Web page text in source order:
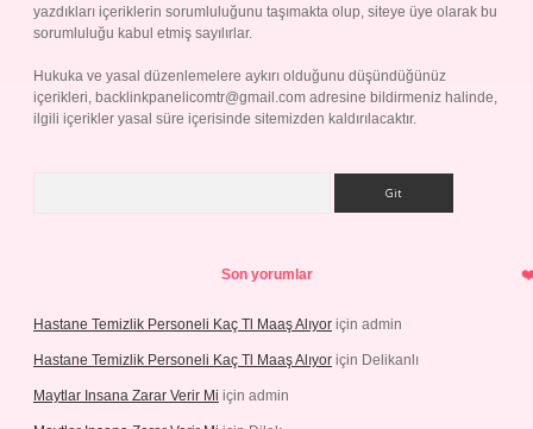
yazdıkları içeriklerin sorumluluğunu taşımakta olup, siteye üye olarak bu
sorumluluğu kabul etmiş sayılırlar.
Hukuka ve yasal düzenlemelere aykırı olduğunu düşündüğünüz
içerikleri, backlinkpanelicomtr@gmail.com adresine bildirmeniz halinde,
ilgili içerikler yasal süre içerisinde sitemizden kaldırılacaktır.
Son yorumlar
Hastane Temizlik Personeli Kaç Tl Maaş Alıyor için admin
Hastane Temizlik Personeli Kaç Tl Maaş Alıyor için Delikanlı
Maytlar Insana Zarar Verir Mi için admin